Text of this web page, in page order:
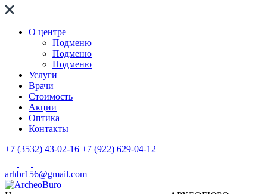
О центре
Подменю
Подменю
Подменю
Услуги
Врачи
Стоимость
Акции
Оптика
Контакты
+7 (3532) 43-02-16 +7 (922) 629-04-12
arhbr156@gmail.com